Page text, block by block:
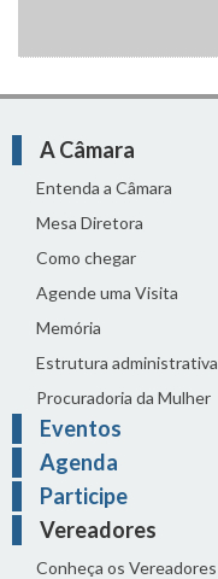
A Câmara
Entenda a Câmara
Mesa Diretora
Como chegar
Agende uma Visita
Memória
Estrutura administrativa
Procuradoria da Mulher
Eventos
Agenda
Participe
Vereadores
Conheça os Vereadores